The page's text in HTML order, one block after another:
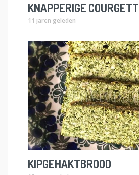
KNAPPERIGE
11 jaren geleden
KIPGEHAKTBROOD